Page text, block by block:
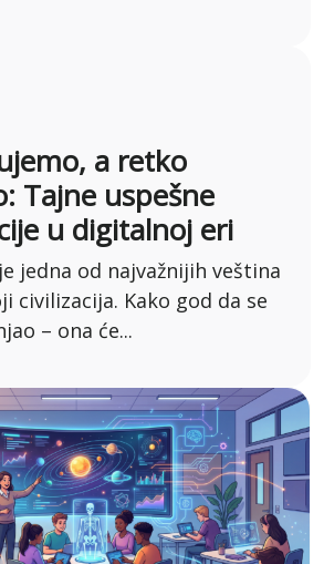
a retko
Tajne uspešne
u digitalnoj eri
jedna od najvažnijih veština
civilizacija. Kako god da se
– ona će...